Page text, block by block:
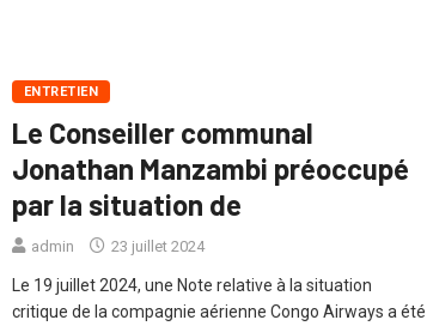
ENTRETIEN
Le Conseiller communal
Jonathan Manzambi préoccupé
par la situation de
admin 23 juillet 2024
Le 19 juillet 2024, une Note relative à la situation
critique de la compagnie aérienne Congo Airways a été